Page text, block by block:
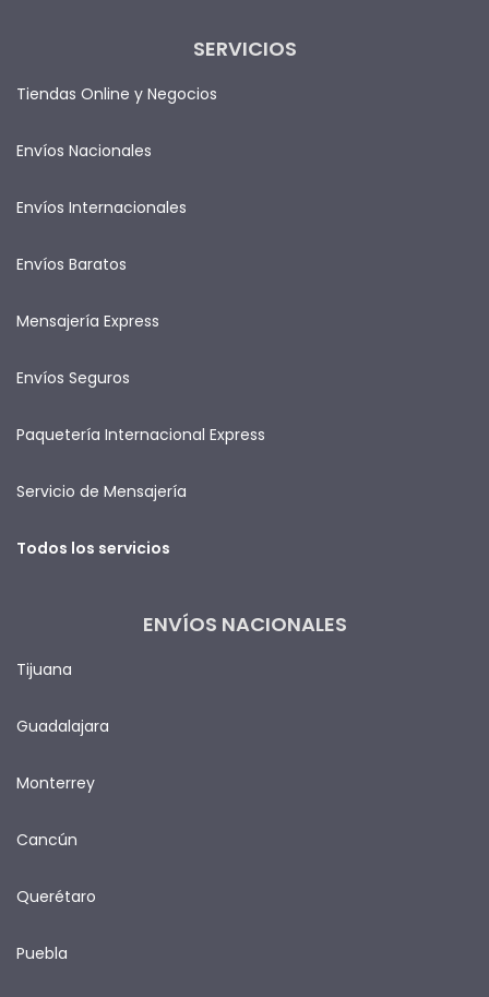
SERVICIOS
Tiendas Online y Negocios
Envíos Nacionales
Envíos Internacionales
Envíos Baratos
Mensajería Express
Envíos Seguros
Paquetería Internacional Express
Servicio de Mensajería
Todos los servicios
ENVÍOS NACIONALES
Tijuana
Guadalajara
Monterrey
Cancún
Querétaro
Puebla